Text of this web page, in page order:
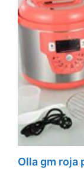
Olla gm roja